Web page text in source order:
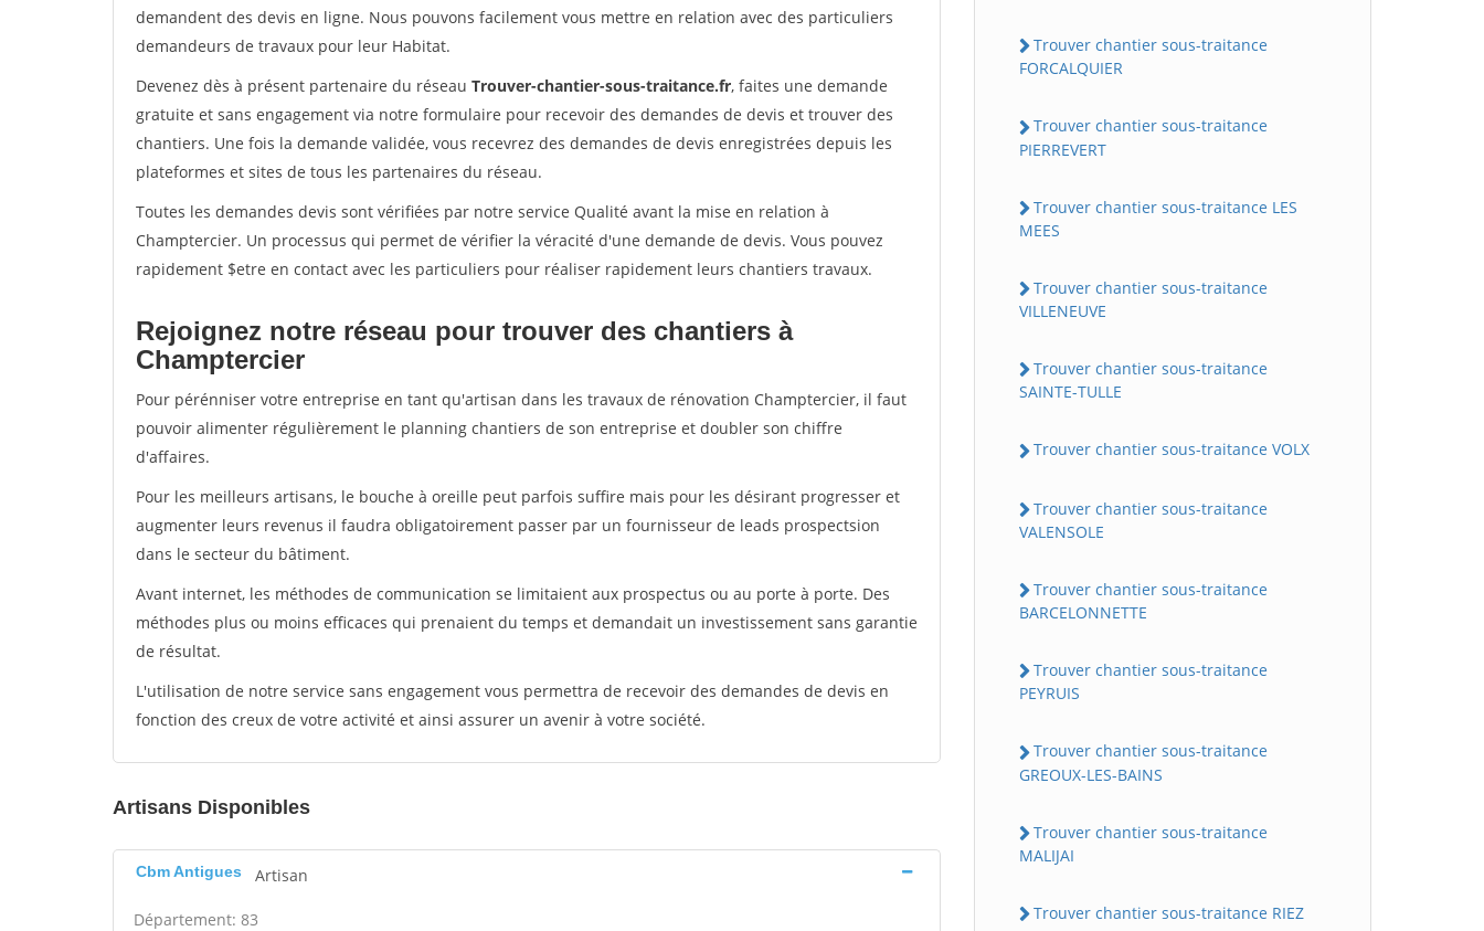
demandent des devis en ligne. Nous pouvons facilement vous mettre en relation avec des particuliers
demandeurs de travaux pour leur Habitat.
Devenez dès à présent partenaire du réseau Trouver-chantier-sous-traitance.fr, faites une demande
gratuite et sans engagement via notre formulaire pour recevoir des demandes de devis et trouver des
chantiers. Une fois la demande validée, vous recevrez des demandes de devis enregistrées depuis les
plateformes et sites de tous les partenaires du réseau.
Toutes les demandes devis sont vérifiées par notre service Qualité avant la mise en relation à
Champtercier. Un processus qui permet de vérifier la véracité d'une demande de devis. Vous pouvez
rapidement $etre en contact avec les particuliers pour réaliser rapidement leurs chantiers travaux.
Rejoignez notre réseau pour trouver des chantiers à
Champtercier
Pour pérénniser votre entreprise en tant qu'artisan dans les travaux de rénovation Champtercier, il faut
pouvoir alimenter régulièrement le planning chantiers de son entreprise et doubler son chiffre
d'affaires.
Pour les meilleurs artisans, le bouche à oreille peut parfois suffire mais pour les désirant progresser et
augmenter leurs revenus il faudra obligatoirement passer par un fournisseur de leads prospectsion
dans le secteur du bâtiment.
Avant internet, les méthodes de communication se limitaient aux prospectus ou au porte à porte. Des
méthodes plus ou moins efficaces qui prenaient du temps et demandait un investissement sans garantie
de résultat.
L'utilisation de notre service sans engagement vous permettra de recevoir des demandes de devis en
fonction des creux de votre activité et ainsi assurer un avenir à votre société.
Artisans Disponibles
Cbm Antigues Artisan
Département: 83
Trouver chantier sous-traitance
FORCALQUIER
Trouver chantier sous-traitance
PIERREVERT
Trouver chantier sous-traitance LES
MEES
Trouver chantier sous-traitance
VILLENEUVE
Trouver chantier sous-traitance
SAINTE-TULLE
Trouver chantier sous-traitance VOLX
Trouver chantier sous-traitance
VALENSOLE
Trouver chantier sous-traitance
BARCELONNETTE
Trouver chantier sous-traitance
PEYRUIS
Trouver chantier sous-traitance
GREOUX-LES-BAINS
Trouver chantier sous-traitance
MALIJAI
Trouver chantier sous-traitance RIEZ